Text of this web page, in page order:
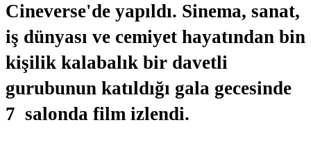
Cineverse'de yapıldı. Sinema, sanat,
iş dünyası ve cemiyet hayatından bin
kişilik kalabalık bir davetli
gurubunun katıldığı gala gecesinde
7 salonda film izlendi.